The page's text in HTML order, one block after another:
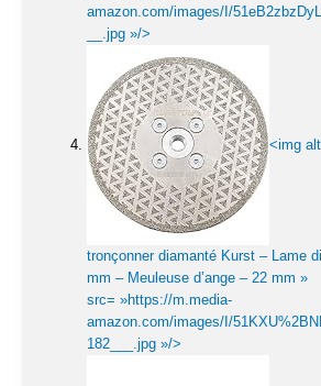
amazon.com/images/I/
__.jpg »/>
<img
tronçonner diamanté Kurst – Lame
mm – Meuleuse d’ange – 22 mm »
src= »https://m.media-
amazon.com/images/I/
182___.jpg »/>